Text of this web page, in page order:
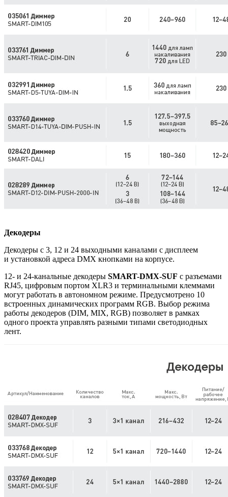
Декодеры
Декодеры с 3, 12 и 24 выходными каналами с дисплеем
и установкой адреса DMX кнопками на корпусе.
12- и 24-канальные декодеры SMART-DMX-SUF с разъемами
RJ45, цифровым портом XLR3 и терминальными клеммами
могут работать в автономном режиме. Предусмотрено 10
встроенных динамических программ RGB. Выбор режима
работы декодеров (DIM, MIX, RGB) позволяет в рамках
одного проекта управлять разными типами светодиодных
лент.